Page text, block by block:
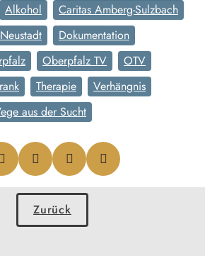
Alkohol
Caritas Amberg-Sulzbach
Dokumentation
Oberpfalz TV
OTV
Therapie
Verhängnis
aus der Sucht
Zurück